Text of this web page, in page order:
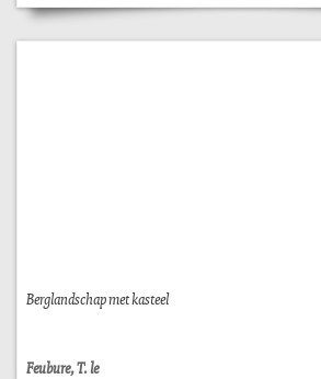
Berglandschap met kasteel
Feubure, T. le